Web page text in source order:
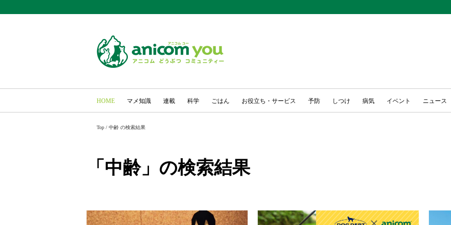
HOME マメ知識 連載 科学 ごはん お役立ち・サービス 予防 しつけ 病気 イベント ニュース
Top / 中齢 の検索結果
「中齢」の検索結果